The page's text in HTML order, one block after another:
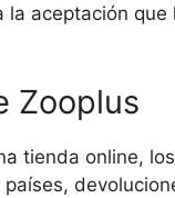
la aceptación
Zooplus
tienda online,